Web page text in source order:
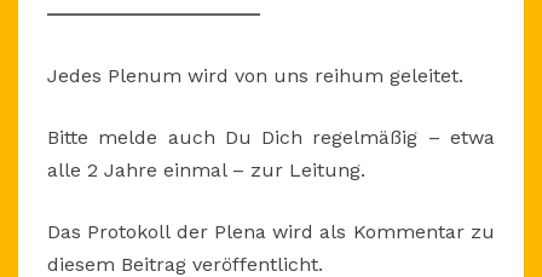
———————————
Jedes Plenum wird von uns reihum geleitet.
Bitte melde auch Du Dich regelmäßig – etwa
alle 2 Jahre einmal – zur Leitung.
Das Protokoll der Plena wird als Kommentar zu
diesem Beitrag veröffentlicht.